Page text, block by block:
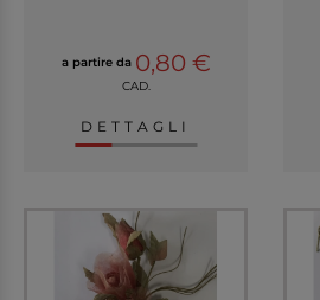
a partire da 0,80 €
CAD.
DETTAGLI